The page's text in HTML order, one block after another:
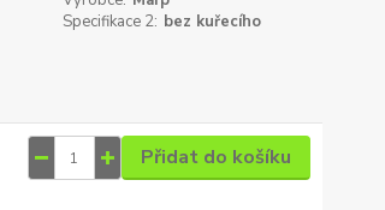
Specifikace 2: bez kuřecího
Přidat do košíku